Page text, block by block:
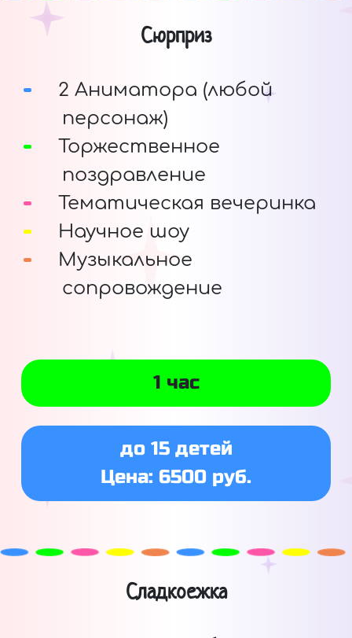
Сюрприз
2 Аниматора (любой
персонаж)
Торжественное
поздравление
Тематическая вечеринка
Научное шоу
Музыкальное
сопровождение
1 час
до 15 детей
Цена: 6500 руб.
Сладкоежка